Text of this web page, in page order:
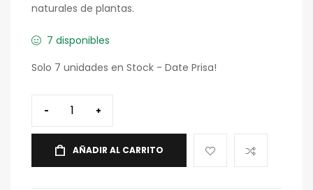
naturales de plantas.
7 disponibles
Solo 7 unidades en Stock - Date Prisa!
- +
AÑADIR AL CARRITO